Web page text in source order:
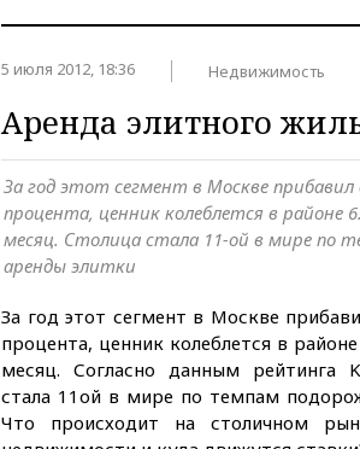
5 июля 2012, 18:36 Недвижимость
Аренда элитного
За год этот сегмент в Москве прибавил
процента, ценник колеблется в районе
месяц. Столица стала 11-ой в мире по
аренды элитки
За год этот сегмент в Москве
процента, ценник колеблется в
месяц. Согласно данным рейтинга
стала 11ой в мире по темпам
Что происходит на столичном